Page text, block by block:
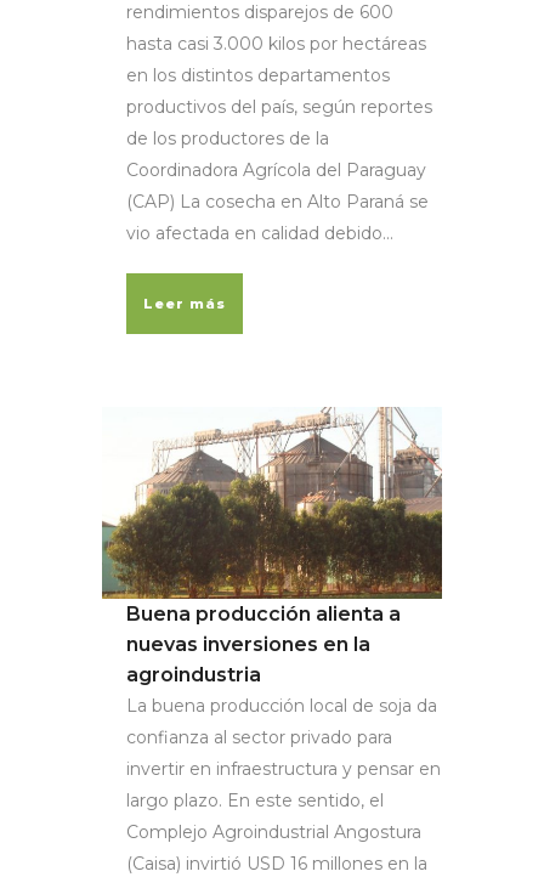
rendimientos disparejos de 600
hasta casi 3.000 kilos por hectáreas
en los distintos departamentos
productivos del país, según reportes
de los productores de la
Coordinadora Agrícola del Paraguay
(CAP) La cosecha en Alto Paraná se
vio afectada en calidad debido...
Leer más
Buena producción alienta a
nuevas inversiones en la
agroindustria
La buena producción local de soja da
confianza al sector privado para
invertir en infraestructura y pensar en
largo plazo. En este sentido, el
Complejo Agroindustrial Angostura
(Caisa) invirtió USD 16 millones en la